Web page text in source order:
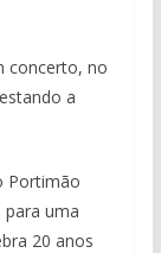
concerto, no
a
Portimão
para uma
20 anos